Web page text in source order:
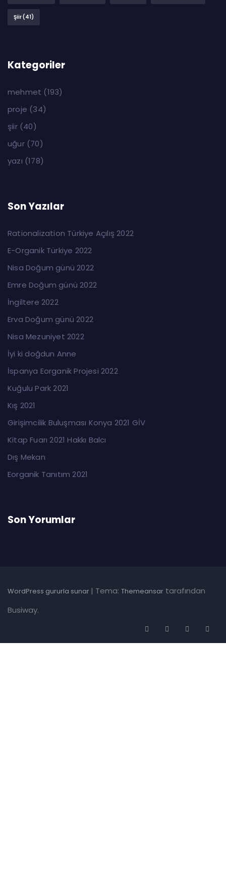
Şiir(41)
Kategoriler
mehmet (193)
proje (34)
şiir(40)
uğur(70)
yazı (178)
Son Yazılar
Rationalization Türkiye Açılış 2022
E-Organik Türkiye 2022
Nisa Doğum günü 2022
Emre Doğum günü 2022
İngiltere 2022
Erva Doğum günü 2022
Nisa Mezuniyet 2022
İyi ki doğdun Anne
İspanya Eorganik Projesi 2022
Kuğulu Park 2021
Kış 2021
Girişimcilik Buluşması Konya 2021 GİV
Kitap Fuarı 2021 Hakkı Balcı
Dış Mekan
Eorganik Tanıtım 2021
Son Yorumlar
WordPress gururla sunar | Tema: Themeansar tarafından
Busiway.